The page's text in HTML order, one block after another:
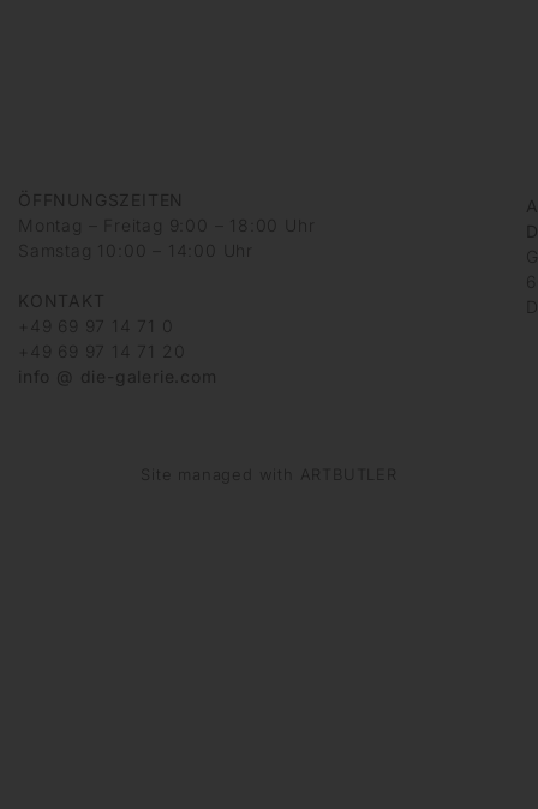
ÖFFNUNGSZEITEN
Montag – Freitag 9:00 – 18:00 Uhr
Samstag 10:00 – 14:00 Uhr
KONTAKT
+49 69 97 14 71 0
+49 69 97 14 71 20
info @ die-galerie.com
Site managed with ARTBUTLER